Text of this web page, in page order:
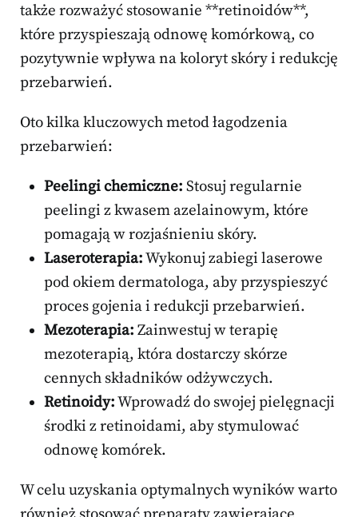
także rozważyć stosowanie **retinoidów**,
które przyspieszają odnowę komórkową, co
pozytywnie wpływa na koloryt skóry i redukcję
przebarwień.
Oto kilka kluczowych metod łagodzenia
przebarwień:
Peelingi chemiczne: Stosuj regularnie
peelingi z kwasem azelainowym, które
pomagają w rozjaśnieniu skóry.
Laseroterapia:Wykonuj zabiegi laserowe
pod okiem dermatologa, aby przyspieszyć
proces gojenia i redukcji przebarwień.
Mezoterapia: Zainwestuj w terapię
mezoterapią, która dostarczy skórze
cennych składników odżywczych.
Retinoidy:Wprowadź do swojej pielęgnacji
środki z retinoidami, aby stymulować
odnowę komórek.
W celu uzyskania optymalnych wyników warto